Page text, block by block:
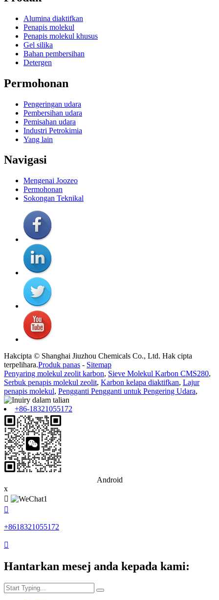
Alumina diaktifkan
Penapis molekul
Penapis molekul khusus
Gel silika
Bahan pembersihan
Detergen
Permohonan
Pengeringan udara
Pembersihan udara
Pemisahan udara
Industri Petrokimia
Yang lain
Navigasi
Mengenai Joozeo
Permohonan
Sokongan Teknikal
Hakcipta © Shanghai Jiuzhou Chemicals Co., Ltd. Hak cipta
terpelihara.Produk panas - Sitemap
Penyaring molekul zeolit ​​karbon, Sieve Molekul Karbon CMS280,
Serbuk penapis molekul zeolit, Karbon kelapa diaktifkan, Lajur
penapis molekul, Pengganti Pengganti untuk Pengering Udara,
+86-18321055172
Android
x


+8618321055172

Hantarkan mesej anda kepada kami: